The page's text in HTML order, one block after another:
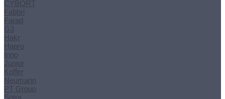
CYBORT
Fabbri
Farad
G3
Hakr
Hapro
Inno
Junior
Koffer
Neumann
PT Group
Sotra